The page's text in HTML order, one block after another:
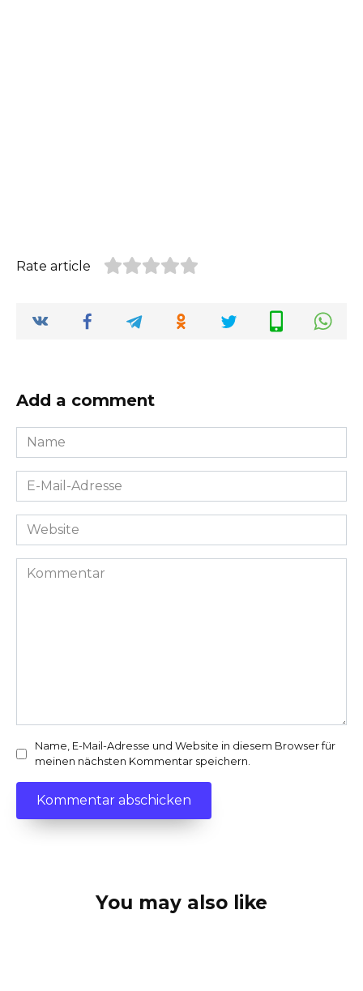
Rate article
Add a comment
Name
*
E-
Mail-
Adresse
Website
Kommentar
Name, E-Mail-Adresse und Website in diesem Browser für
meinen nächsten Kommentar speichern.
You may also like